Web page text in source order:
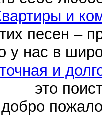
и
песен –
у нас в
и
это